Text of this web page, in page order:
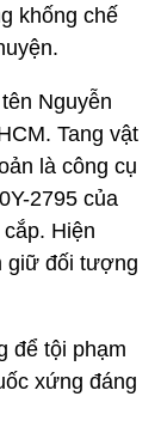
khống chế
Nguyễn
Tang vật
là công cụ
2795 của
Hiện
giữ đối tượng
để tội phạm
xứng đáng